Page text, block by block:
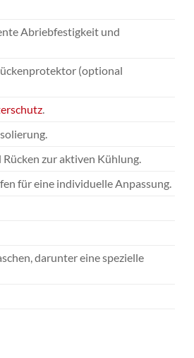
Abriebfestigkeit und
(optional
.
zur aktiven Kühlung.
für eine individuelle Anpassung.
darunter eine spezielle